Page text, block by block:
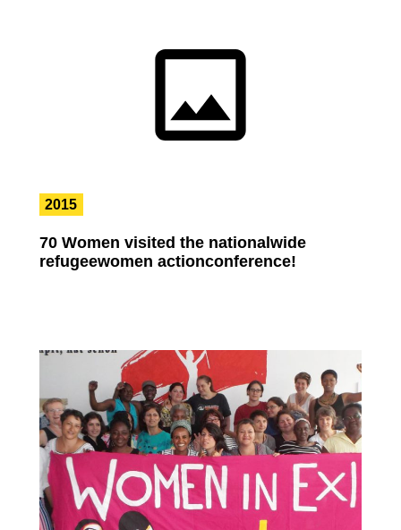
2015
70 Women visited the nationalwide
refugeewomen actionconference!